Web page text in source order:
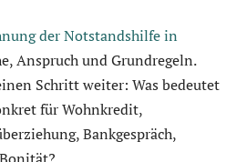
der Notstandshilfe in
Anspruch und Grundregeln.
Schritt weiter: Was bedeutet
für Wohnkredit,
Bankgespräch,